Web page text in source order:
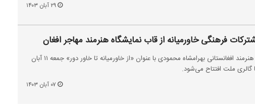
۲۹ آبان ۱۴۰۳
فرهنگی خاورمیانه از قاب نمایشگاه هنرمند مهاجر افغان
نمایشگاه نقاشی هنرمند افغانستانی بهرامشاه محمودی با عنوان «از خاورمیانه تا خاور دور» جمعه ۱۱ آبان
ملت افتتاح می‌شود.